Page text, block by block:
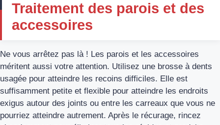
Traitement des parois et des
accessoires
Ne vous arrêtez pas là ! Les parois et les accessoires
méritent aussi votre attention. Utilisez une brosse à dents
usagée pour atteindre les recoins difficiles. Elle est
suffisamment petite et flexible pour atteindre les endroits
exigus autour des joints ou entre les carreaux que vous ne
pourriez atteindre autrement. Après le récurage, rincez